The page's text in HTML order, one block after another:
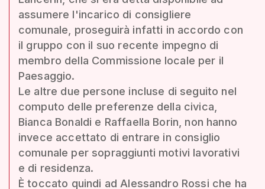
assumere l'incarico di consigliere
comunale, proseguirà infatti in accordo con
il gruppo con il suo recente impegno di
membro della Commissione locale per il
Paesaggio.
Le altre due persone incluse di seguito nel
computo delle preferenze della civica,
Bianca Bonaldi e Raffaella Borin, non hanno
invece accettato di entrare in consiglio
comunale per sopraggiunti motivi lavorativi
e di residenza.
È toccato quindi ad Alessandro Rossi che ha